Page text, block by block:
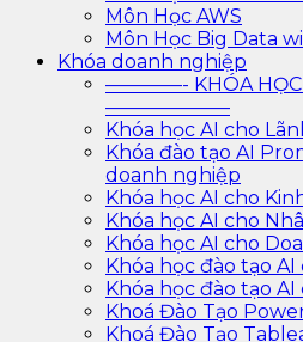
Môn Học AWS
Môn Học Big Data
Khóa doanh nghiệp
————- KHÓA HỌC
——————–
Khóa học AI cho
Khóa đào tạo AI
doanh nghiệp
Khóa học AI cho
Khóa học AI cho
Khóa học AI cho
Khóa học đào tạo
Khóa học đào tạo
Khoá Đào Tạo
Khoá Đào Tạo